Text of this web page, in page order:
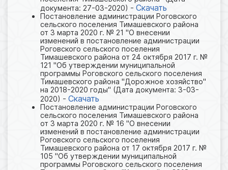
документа: 27-03-2020) - Скачать
Постановление администрации Роговского
сельского поселения Тимашевского района
от 3 марта 2020 г. № 21 "О внесении
изменений в постановление администрации
Роговского сельского поселения
Тимашевского района от 24 октября 2017 г. №
121 "Об утверждении муниципальной
программы Роговского сельского поселения
Тимашевского района "Дорожное хозяйство"
на 2018-2020 годы" (Дата документа: 3-03-
2020) - Скачать
Постановление администрации Роговского
сельского поселения Тимашевского района
от 3 марта 2020 г. № 16 "О внесении
изменений в постановление администрации
Роговского сельского поселения
Тимашевского района от 17 октября 2017 г. №
105 "Об утверждении муниципальной
программы Роговского сельского поселения